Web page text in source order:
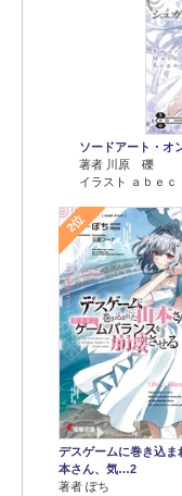
ソードアート・
著者 川原 礫
イラスト ａｂｅｃ
2位
デスゲームに巻き込ま
本さん、気…2
著者 ぽち